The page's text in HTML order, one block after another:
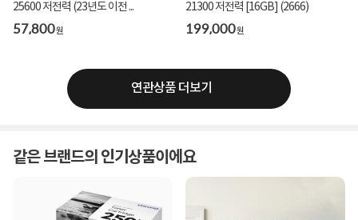
25600 저전력 (23년도 이전 ...
57,800원
21300 저전력 [16GB] (2666)
199,000원
연관상품 더보기
같은 브랜드의 인기상품이에요